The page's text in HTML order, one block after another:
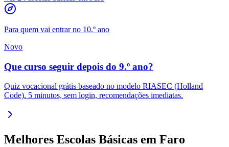
Para quem vai entrar no 10.º ano
Novo
Que curso seguir depois do 9.º ano?
Quiz vocacional grátis baseado no modelo RIASEC (Holland
Code). 5 minutos, sem login, recomendações imediatas.
Melhores Escolas Básicas em Faro